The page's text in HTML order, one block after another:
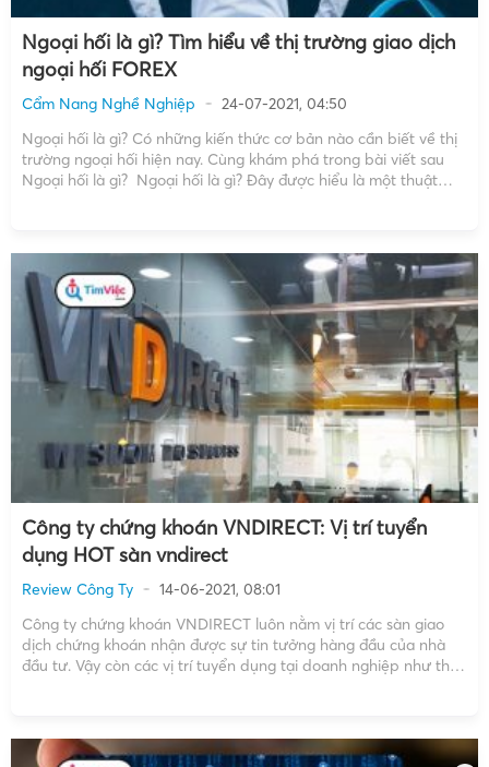
Ngoại hối là gì? Tìm hiểu về thị trường giao dịch
ngoại hối FOREX
Cẩm Nang Nghề Nghiệp
24-07-2021, 04:50
Ngoại hối là gì? Có những kiến thức cơ bản nào cần biết về thị
trường ngoại hối hiện nay. Cùng khám phá trong bài viết sau
Ngoại hối là gì? Ngoại hối là gì? Đây được hiểu là một thuật
Công ty chứng khoán VNDIRECT: Vị trí tuyển
dụng HOT sàn vndirect
Review Công Ty
14-06-2021, 08:01
Công ty chứng khoán VNDIRECT luôn nằm vị trí các sàn giao
dịch chứng khoán nhận được sự tin tưởng hàng đầu của nhà
đầu tư. Vậy còn các vị trí tuyển dụng tại doanh nghiệp như thế